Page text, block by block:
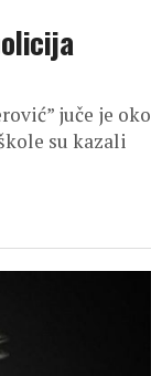
juče je oko
su kazali